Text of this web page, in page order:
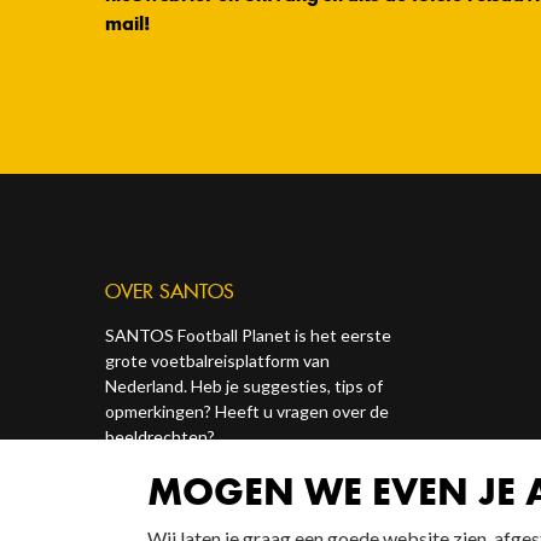
mail!
OVER SANTOS
SANTOS Football Planet is het eerste
grote voetbalreisplatform van
Nederland. Heb je suggesties, tips of
opmerkingen? Heeft u vragen over de
beeldrechten?
Contact ons via onze socials of via
redactie@santosonline.nl
MOGEN WE EVEN JE